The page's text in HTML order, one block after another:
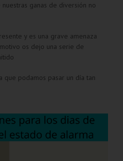
ganas de diversión no
y es una grave amenaza
os dejo una serie de
que podamos pasar un día tan